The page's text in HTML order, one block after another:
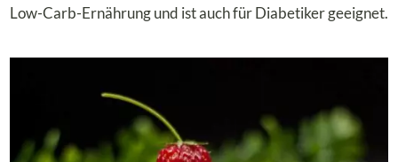
Low-Carb-Ernährung und ist auch für Diabetiker geeignet.